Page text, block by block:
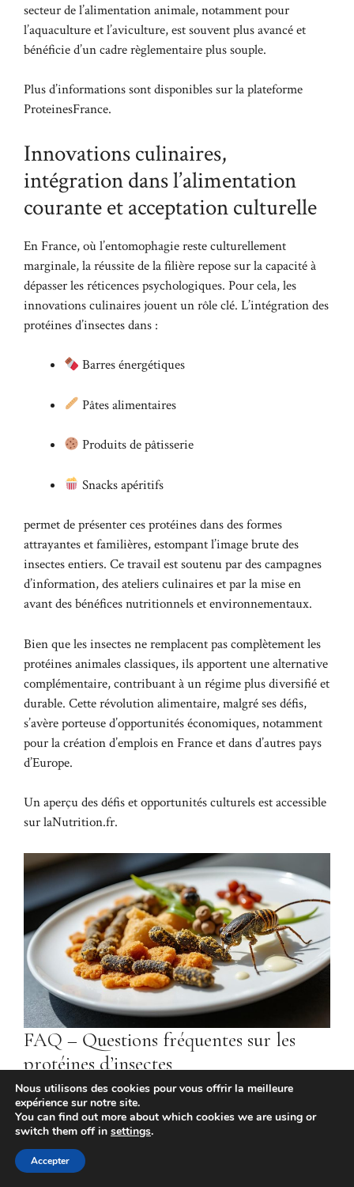
secteur de l’alimentation animale, notamment pour
l’aquaculture et l’aviculture, est souvent plus avancé et
bénéficie d’un cadre règlementaire plus souple.
Plus d’informations sont disponibles sur laplateforme
ProteinesFrance.
Innovations culinaires,
intégration dans l’alimentation
courante et acceptation culturelle
En France, où l’entomophagie reste culturellement
marginale, la réussite de la filière repose sur la capacité à
dépasser les réticences psychologiques. Pour cela, les
innovations culinaires jouent un rôle clé. L’intégration des
protéines d’insectes dans :
Barres énergétiques
Pâtes alimentaires
Produits de pâtisserie
Snacks apéritifs
permet de présenter ces protéines dans des formes
attrayantes et familières, estompant l’image brute des
insectes entiers. Ce travail est soutenu par des campagnes
d’information, des ateliers culinaires et par la mise en
avant des bénéfices nutritionnels et environnementaux.
Bien que les insectes ne remplacent pas complètement les
protéines animales classiques, ils apportent une alternative
complémentaire, contribuant à un régime plus diversifié et
durable. Cette révolution alimentaire, malgré ses défis,
s’avère porteuse d’opportunités économiques, notamment
pour la création d’emplois en France et dans d’autres pays
d’Europe.
Un aperçu des défis et opportunités culturels est accessible
surlaNutrition.fr.
FAQ – Questions fréquentes sur les
protéines d’insectes
Les insectes sont-ils vraiment une source
complète de protéines ?Oui, les insectes
comestibles offrent un profil d’acides aminés
essentiels complet, équivalent voire supérieur aux
Nous utilisons des cookies pour vous offrir la meilleure
expérience sur notre site.
You can find out more about which cookies we are using or
switch them off in settings.
Accepter